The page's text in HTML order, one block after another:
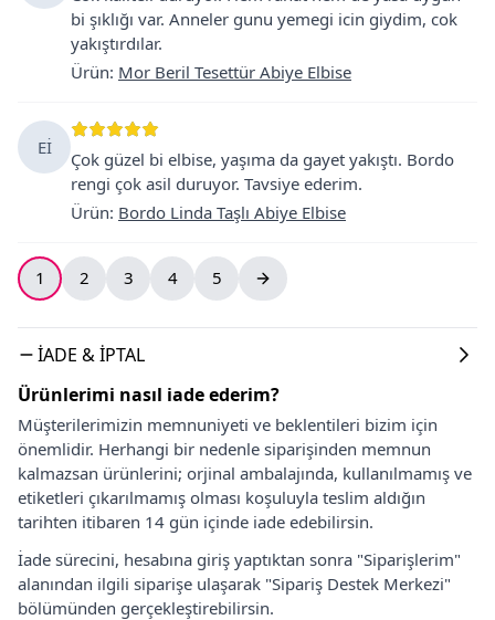
bi şıklığı var. Anneler gunu yemegi icin giydim, cok
yakıştırdılar.
Ürün: Mor Beril Tesettür Abiye Elbise
Eİ
Çok güzel bi elbise, yaşıma da gayet yakıştı. Bordo
rengi çok asil duruyor. Tavsiye ederim.
Ürün: Bordo Linda Taşlı Abiye Elbise
1 2 3 4 5
İADE & İPTAL
Ürünlerimi nasıl iade ederim?
Müşterilerimizin memnuniyeti ve beklentileri bizim için
önemlidir. Herhangi bir nedenle siparişinden memnun
kalmazsan ürünlerini; orjinal ambalajında, kullanılmamış ve
etiketleri çıkarılmamış olması koşuluyla teslim aldığın
tarihten itibaren 14 gün içinde iade edebilirsin.
İade sürecini, hesabına giriş yaptıktan sonra "Siparişlerim"
alanından ilgili siparişe ulaşarak "Sipariş Destek Merkezi"
bölümünden gerçekleştirebilirsin.